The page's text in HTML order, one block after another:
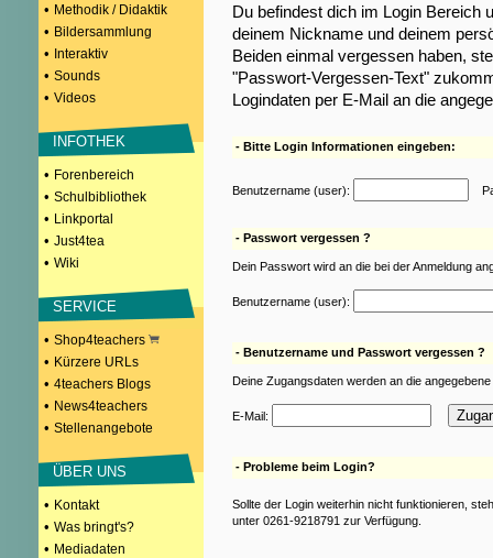
• Methodik / Didaktik
• Bildersammlung
• Interaktiv
• Sounds
• Videos
INFOTHEK
• Forenbereich
• Schulbibliothek
• Linkportal
• Just4tea
• Wiki
SERVICE
• Shop4teachers
• Kürzere URLs
• 4teachers Blogs
• News4teachers
• Stellenangebote
ÜBER UNS
• Kontakt
• Was bringt's?
• Mediadaten
Du befindest dich im Login Bereich
deinem Nickname und deinem
Beiden einmal vergessen haben,
"Passwort-Vergessen-Text"
Logindaten per E-Mail an die
- Bitte Login Informationen eingeben:
Benutzername (user):
- Passwort vergessen ?
Dein Passwort wird an die bei der Anmeldung
Benutzername (user):
- Benutzername und Passwort vergessen ?
Deine Zugangsdaten werden an die
E-Mail:
- Probleme beim Login?
Sollte der Login weiterhin nicht funktionieren,
unter 0261-9218791 zur Verfügung.